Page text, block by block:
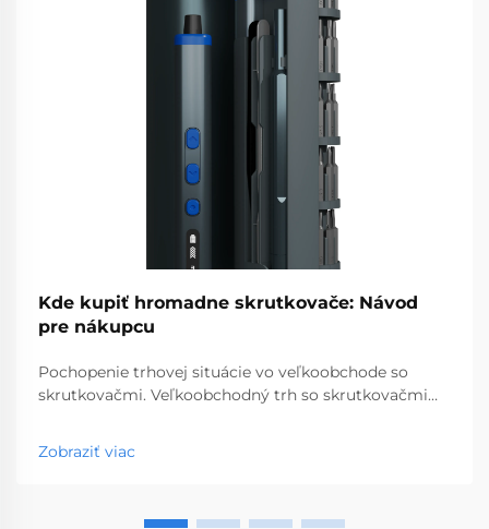
Kde kupiť hromadne skrutkovače: Návod
pre nákupcu
Pochopenie trhovej situácie vo veľkoobchode so
skrutkovačmi. Veľkoobchodný trh so skrutkovačmi
nástrojov, ktorý obsluhuje podniky od obchodov so
stavebninami až po stavebné spoločnosti. S
Zobraziť viac